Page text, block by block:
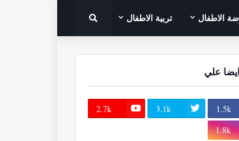
الاطفال تربية الاطفال
ايضا علي
1.5k
3.1k
2.7k
1.8k